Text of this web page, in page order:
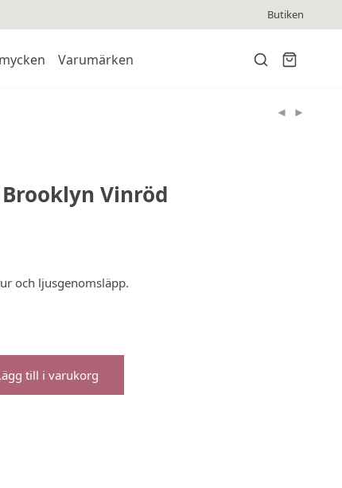
Butiken
Varumärken
Vinröd
och ljusgenomsläpp.
till i varukorg